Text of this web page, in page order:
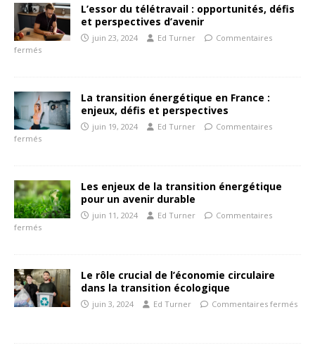
L’essor du télétravail : opportunités, défis
et perspectives d’avenir
juin 23, 2024 Ed Turner
Commentaires
fermés
La transition énergétique en France :
enjeux, défis et perspectives
juin 19, 2024 Ed Turner
Commentaires
fermés
Les enjeux de la transition énergétique
pour un avenir durable
juin 11, 2024 Ed Turner
Commentaires
fermés
Le rôle crucial de l’économie circulaire
dans la transition écologique
juin 3, 2024 Ed Turner Commentaires fermés